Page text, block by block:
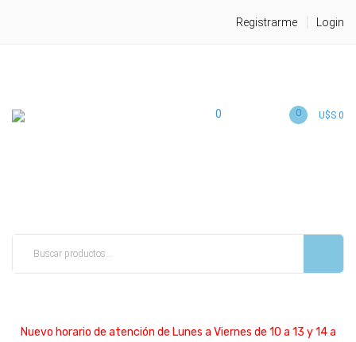
Registrarme Login
0 0 U$S 0
Nuevo horario de atención de Lunes a Viernes de 10 a 13 y 14 a